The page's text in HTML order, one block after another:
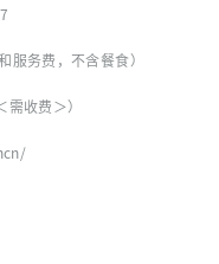
服务费，不含餐食）
收费＞）